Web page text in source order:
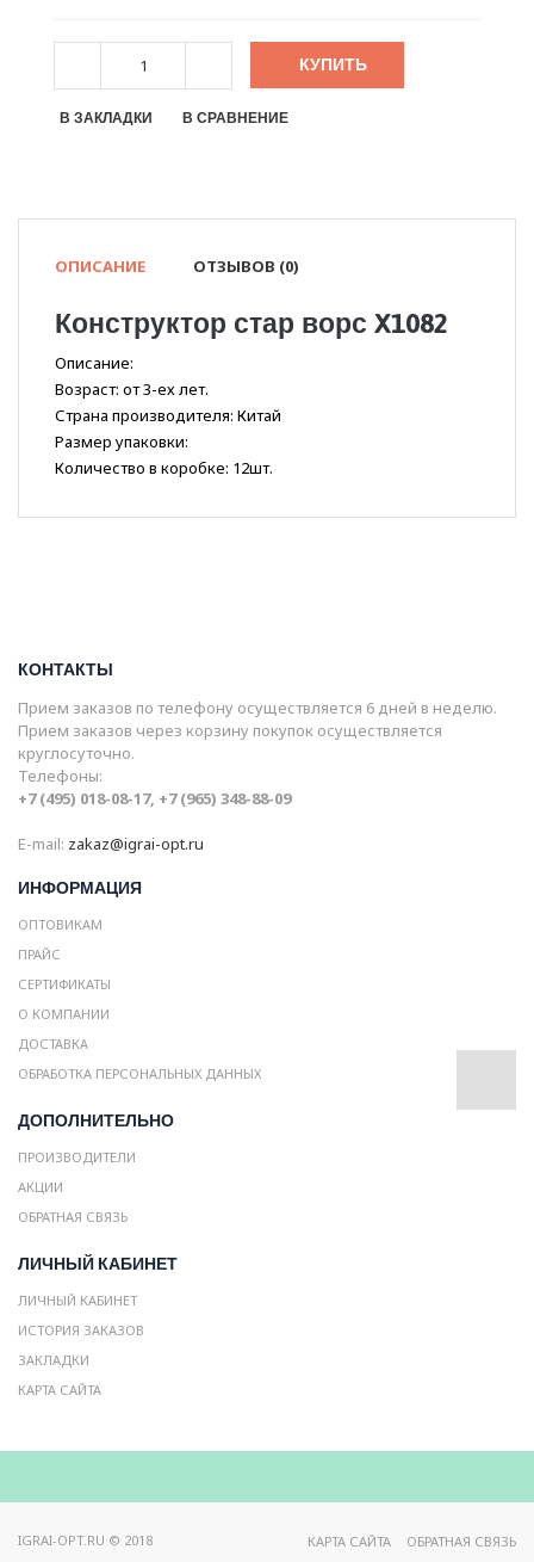
КУПИТЬ
В ЗАКЛАДКИ В СРАВНЕНИЕ
ОПИСАНИЕ ОТЗЫВОВ (0)
Конструктор стар ворс X1082
Описание:
Возраст: от 3-ех лет.
Страна производителя: Китай
Размер упаковки:
Количество в коробке: 12шт.
КОНТАКТЫ
Прием заказов по телефону осуществляется 6 дней в неделю.
Прием заказов через корзину покупок осуществляется
круглосуточно.
Телефоны:
+7 (495) 018-08-17, +7 (965) 348-88-09
E-mail: zakaz@igrai-opt.ru
ИНФОРМАЦИЯ
ОПТОВИКАМ
ПРАЙС
СЕРТИФИКАТЫ
О КОМПАНИИ
ДОСТАВКА
ОБРАБОТКА ПЕРСОНАЛЬНЫХ ДАННЫХ
ДОПОЛНИТЕЛЬНО
ПРОИЗВОДИТЕЛИ
АКЦИИ
ОБРАТНАЯ СВЯЗЬ
ЛИЧНЫЙ КАБИНЕТ
ЛИЧНЫЙ КАБИНЕТ
ИСТОРИЯ ЗАКАЗОВ
ЗАКЛАДКИ
КАРТА САЙТА
IGRAI-OPT.RU © 2018 КАРТА САЙТА ОБРАТНАЯ СВЯЗЬ